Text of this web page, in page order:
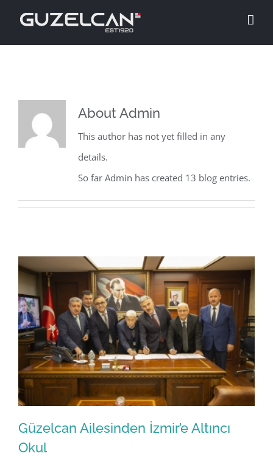
AboutAdmin
This author has not yet filled in any
details.
So far Admin has created 13 blog entries.
Güzelcan Ailesinden İzmir’e Altıncı
Okul